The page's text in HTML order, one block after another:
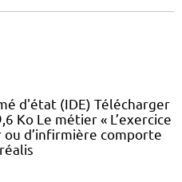
d'état (IDE) Télécharger
Ko Le métier « L’exercice
d’infirmière comporte